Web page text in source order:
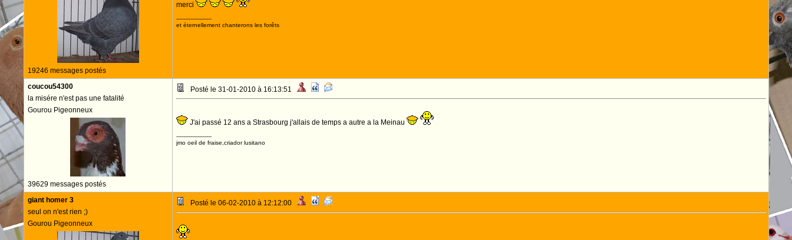
19246 messages postés
merci
--------------------
et éternellement chanterons les forêts
coucou54300
la misére n'est pas une fatalité
Gourou Pigeonneux
39629 messages postés
Posté le 31-01-2010 à 16:13:51
J'ai passé 12 ans a Strasbourg j'allais de temps a autre a la Meinau
--------------------
jmo oeil de fraise,criador lusitano
giant homer 3
seul on n'est rien ;)
Gourou Pigeonneux
Posté le 06-02-2010 à 12:12:00